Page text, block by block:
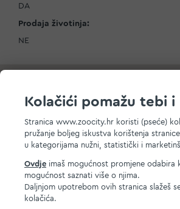
Kolačići pomažu tebi i
Stranica www.zoocity.hr koristi (pseće)
pružanje boljeg iskustva korištenja
u kategorijama nužni, statistički i
Ovdje imaš mogućnost promjene odabira
mogućnost saznati više o njima.
Daljnjom upotrebom ovih stranica slažeš
kolačića.
DA
Prodaja životinja:
NE